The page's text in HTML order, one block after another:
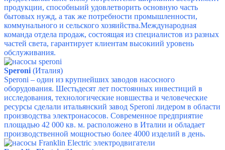
продукции, способныий удовлетворить основную часть
бытовых нужд, а так же потребности промышленности,
коммунального и сельского хозяийства.Международная
команда отдела продаж, состоящая из специалистов из разных
частей света, гарантирует клиентам высокиий уровень
обслуживания.
Speroni (Италия)
Speroni – один из крупнейших заводов насосного
оборудования. Шестьдесят лет постоянных инвестиций в
исследования, технологические новшества и человеческие
ресурсы сделали итальянский завод Speroni лидером в области
производства электронасосов. Современное предприятие
площадью 42 000 кв. м. расположено в Италии и обладает
производственной мощностью более 4000 изделий в день.